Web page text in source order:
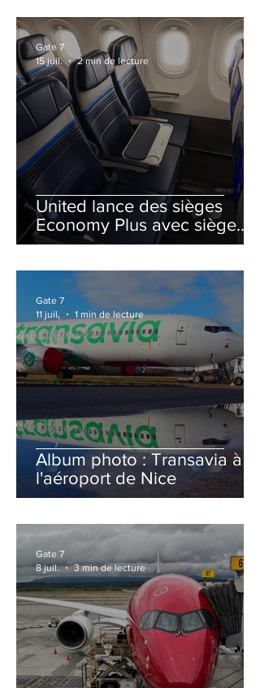
United lance des sièges
Economy Plus avec siège
central neutralisé
Gate 7
15 juil.
2 min de lecture
Album photo : Transavia à
l'aéroport de Nice
Gate 7
11 juil.
1 min de lecture
Gate 7
8 juil.
3 min de lecture